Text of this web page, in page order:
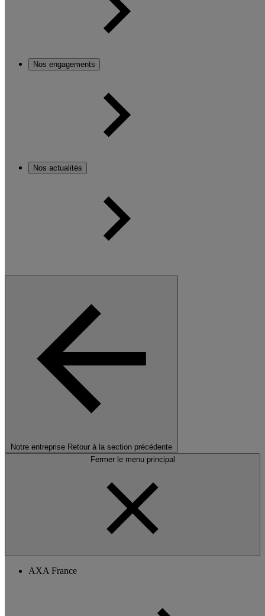
Nos engagements
Nos actualités
Notre entreprise Retour à la section précédente
Fermer le menu principal
AXA France